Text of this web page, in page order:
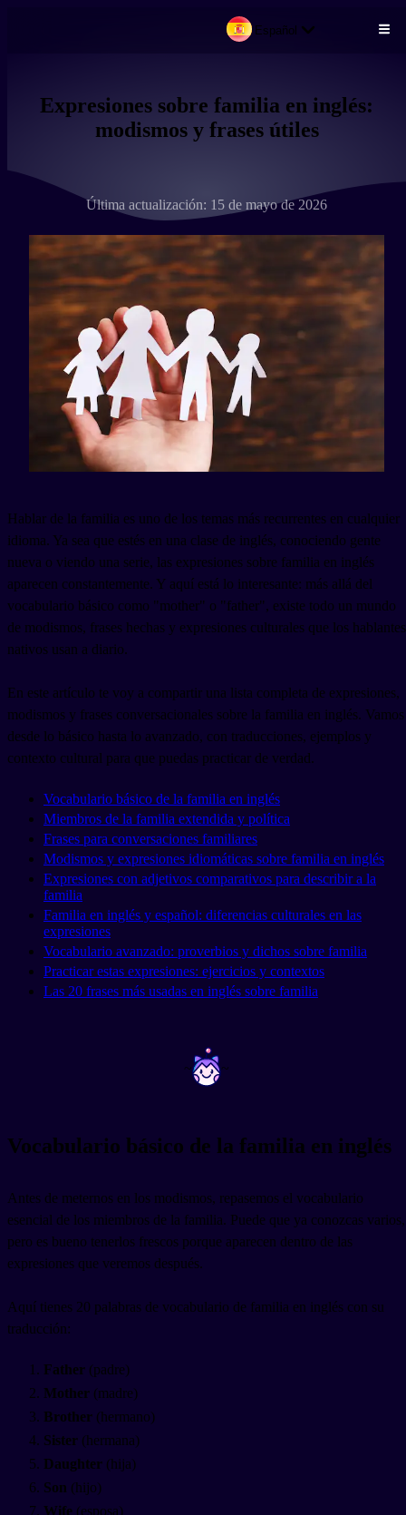
Español
Expresiones sobre familia en inglés:
modismos y frases útiles
Última actualización: 15 de mayo de 2026
Hablar de la familia es uno de los temas más recurrentes en cualquier
idioma. Ya sea que estés en una clase de inglés, conociendo gente
nueva o viendo una serie, las expresiones sobre familia en inglés
aparecen constantemente. Y aquí está lo interesante: más allá del
vocabulario básico como "mother" o "father", existe todo un mundo
de modismos, frases hechas y expresiones culturales que los hablantes
nativos usan a diario.
En este artículo te voy a compartir una lista completa de expresiones,
modismos y frases conversacionales sobre la familia en inglés. Vamos
desde lo básico hasta lo avanzado, con traducciones, ejemplos y
contexto cultural para que puedas practicar de verdad.
Vocabulario básico de la familia en inglés
Miembros de la familia extendida y política
Frases para conversaciones familiares
Modismos y expresiones idiomáticas sobre familia en inglés
Expresiones con adjetivos comparativos para describir a la
familia
Familia en inglés y español: diferencias culturales en las
expresiones
Vocabulario avanzado: proverbios y dichos sobre familia
Practicar estas expresiones: ejercicios y contextos
Las 20 frases más usadas en inglés sobre familia
~ ~
Vocabulario básico de la familia en inglés
Antes de meternos en los modismos, repasemos el vocabulario
esencial de los miembros de la familia. Puede que ya conozcas varios,
pero es bueno tenerlos frescos porque aparecen dentro de las
expresiones que veremos después.
Aquí tienes 20 palabras de vocabulario de familia en inglés con su
traducción:
Father (padre)
Mother (madre)
Brother (hermano)
Sister (hermana)
Daughter (hija)
Son (hijo)
Wife (esposa)